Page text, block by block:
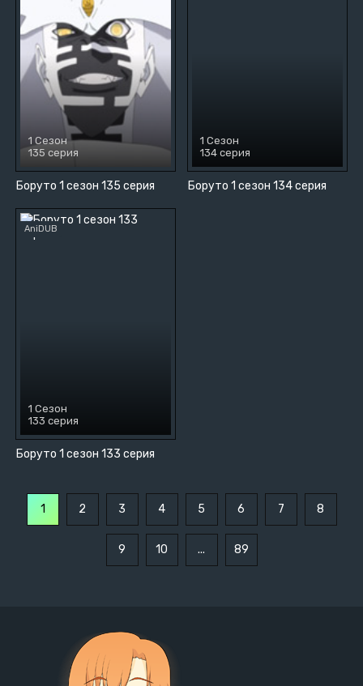
Боруто 1 сезон 135 серия
1 Сезон
135 серия
Боруто 1 сезон 134 серия
1 Сезон
134 серия
Боруто 1 сезон 133 серия
AniDUB
1 Сезон
133 серия
1 2 3 4 5 6 7 8
9 10 ... 89